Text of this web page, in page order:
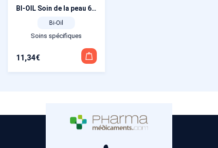
BI-OIL Soin de la peau 60 ml
Bi-Oil
Soins spécifiques
11,34€